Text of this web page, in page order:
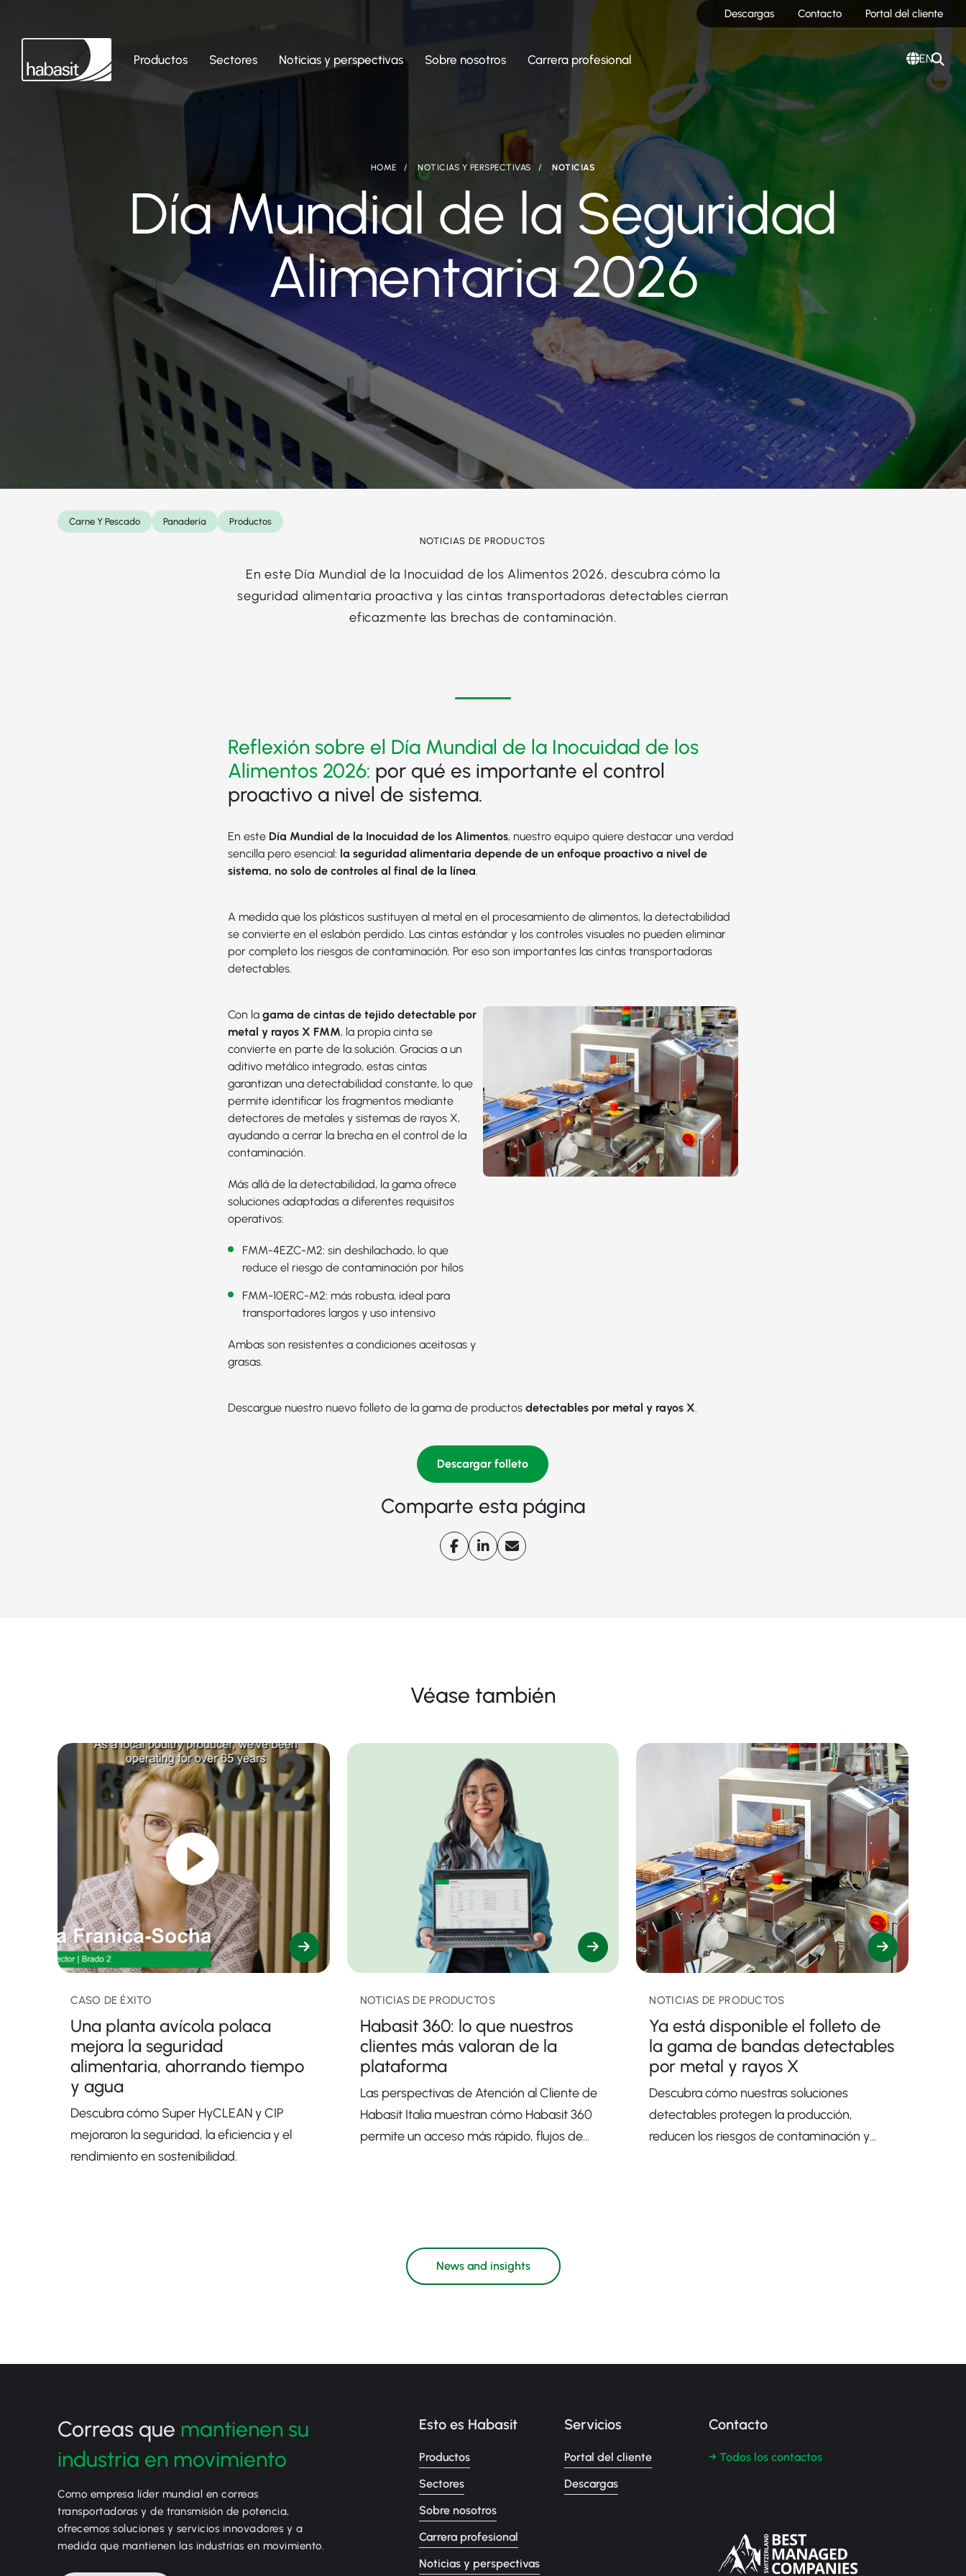
Descargas Contacto Portal del cliente
Productos Sectores Noticias y perspectivas Sobre nosotros Carrera profesional EN
HOME NOTICIAS Y PERSPECTIVAS NOTICIAS
Día Mundial de la Seguridad
Alimentaria 2026
Carne Y Pescado Panadería
Productos
NOTICIAS DE PRODUCTOS
En este Día Mundial de la Inocuidad de los Alimentos 2026, descubra cómo la
seguridad alimentaria proactiva y las cintas transportadoras detectables cierran
eficazmente las brechas de contaminación.
Reflexión sobre el Día Mundial de la Inocuidad de los
Alimentos 2026: por qué es importante el control
proactivo a nivel de sistema.
En este Día Mundial de la Inocuidad de los Alimentos, nuestro equipo quiere destacar una verdad
sencilla pero esencial: la seguridad alimentaria depende de un enfoque proactivo a nivel de
sistema, no solo de controles al final de la línea.
A medida que los plásticos sustituyen al metal en el procesamiento de alimentos, la detectabilidad
se convierte en el eslabón perdido. Las cintas estándar y los controles visuales no pueden eliminar
por completo los riesgos de contaminación. Por eso son importantes las cintas transportadoras
detectables.
Con la gama de cintas de tejido detectable por
metal y rayos X FMM, la propia cinta se
convierte en parte de la solución. Gracias a un
aditivo metálico integrado, estas cintas
garantizan una detectabilidad constante, lo que
permite identificar los fragmentos mediante
detectores de metales y sistemas de rayos X,
ayudando a cerrar la brecha en el control de la
contaminación.
Más allá de la detectabilidad, la gama ofrece
soluciones adaptadas a diferentes requisitos
operativos:
FMM-4EZC-M2: sin deshilachado, lo que
reduce el riesgo de contaminación por hilos
FMM-10ERC-M2: más robusta, ideal para
transportadores largos y uso intensivo
Ambas son resistentes a condiciones aceitosas y
grasas.
Descargue nuestro nuevo folleto de la gama de productos detectables por metal y rayos X.
Descargar folleto
Comparte esta página
Véase también
CASO DE ÉXITO
Una planta avícola polaca
mejora la seguridad
alimentaria, ahorrando tiempo
y agua
Descubra cómo Super HyCLEAN y CIP
mejoraron la seguridad, la eficiencia y el
rendimiento en sostenibilidad.
NOTICIAS DE PRODUCTOS
Habasit 360: lo que nuestros
clientes más valoran de la
plataforma
Las perspectivas de Atención al Cliente de
Habasit Italia muestran cómo Habasit 360
permite un acceso más rápido, flujos de
NOTICIAS DE PRODUCTOS
Ya está disponible el folleto de
la gama de bandas detectables
por metal y rayos X
Descubra cómo nuestras soluciones
detectables protegen la producción,
reducen los riesgos de contaminación y
News and insights
Correas que mantienen su
industria en movimiento
Como empresa líder mundial en correas
transportadoras y de transmisión de potencia,
ofrecemos soluciones y servicios innovadores y a
medida que mantienen las industrias en movimiento.
Esto es Habasit
Productos
Sectores
Sobre nosotros
Carrera profesional
Noticias y perspectivas
Servicios
Portal del cliente
Descargas
Contacto
→ Todos los contactos